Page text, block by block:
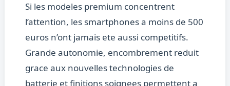
Si les modeles premium concentrent
l’attention, les smartphones a moins de 500
euros n’ont jamais ete aussi competitifs.
Grande autonomie, encombrement reduit
grace aux nouvelles technologies de
batterie et finitions soignees permettent a